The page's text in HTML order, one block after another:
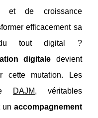
et de croissance
efficacement sa
du tout digital ?
digitale devient
cette mutation. Les
DAJM, véritables
un accompagnement